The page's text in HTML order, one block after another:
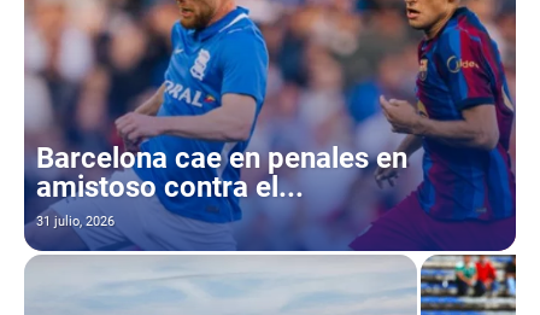
Barcelona cae en penales en
amistoso contra el...
31 julio, 2026